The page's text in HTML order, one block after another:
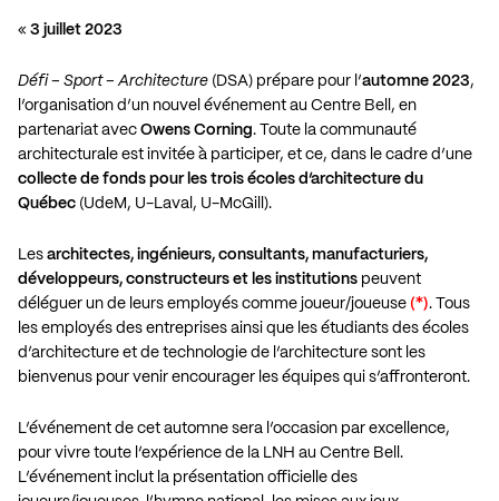
« 3 juillet 2023
Défi – Sport – Architecture (DSA) prépare pour l’automne 2023,
l’organisation d’un nouvel événement au Centre Bell, en
partenariat avec Owens Corning. Toute la communauté
architecturale est invitée à participer, et ce, dans le cadre d’une
collecte de fonds pour les trois écoles d’architecture du
Québec (UdeM, U-Laval, U-McGill).
Les architectes, ingénieurs, consultants, manufacturiers,
développeurs, constructeurs et les institutions peuvent
déléguer un de leurs employés comme joueur/joueuse (*). Tous
les employés des entreprises ainsi que les étudiants des écoles
d’architecture et de technologie de l’architecture sont les
bienvenus pour venir encourager les équipes qui s’affronteront.
L’événement de cet automne sera l’occasion par excellence,
pour vivre toute l’expérience de la LNH au Centre Bell.
L’événement inclut la présentation officielle des